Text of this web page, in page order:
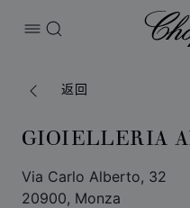
打开菜单
搜索
返回
GIOIELLERIA
Via Carlo Alberto, 32
20900, Monza